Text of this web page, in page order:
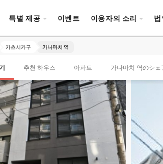
특별 제공 이벤트 이용자의 소리
카츠시카구 가나마치 역
추천 하우스 아파트 가나마치 역のシ